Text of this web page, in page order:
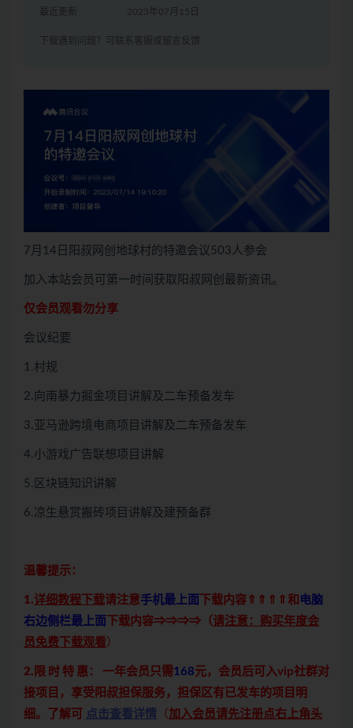
最近更新 2023年07月15日
下载遇到问题？可联系客服或留言反馈
7月14日阳叔网创地球村的特邀会议503人参会
加入本站会员可第一时间获取阳叔网创最新资讯。
仅会员观看勿分享
会议纪要
1.村规
2.向南暴力掘金项目讲解及二车预备发车
3.亚马逊跨境电商项目讲解及二车预备发车
4.小游戏广告联想项目讲解
5.区块链知识讲解
6.凉生悬赏搬砖项目讲解及建预备群
温馨提示：
1.详细教程下载请注意手机最上面 下载内容⇑⇑⇑⇑和 电脑
右边侧栏最上面
下载内容⇒⇒⇒⇒（请注意：购买年度会
员免费下载观看）
2.限 时 特 惠： 一年会员只需168元，会员后可入vip社群对
接项目，享受阳叔担保服务，担保区有已发车的项目明
细。了解可
点击查看详情 （ 加入会员请先注册点右上角头